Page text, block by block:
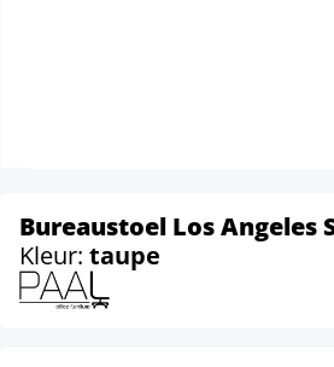
Bureaustoel Los Angeles
Kleur: taupe